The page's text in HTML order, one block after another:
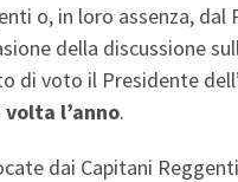
o, in loro assenza,
della discussione
di voto il Presidente
l’anno.
dai Capitani